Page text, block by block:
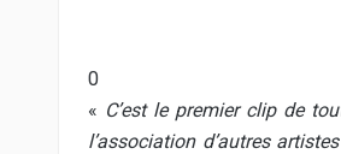
0
« C’est le premier clip de
l’association d’autres